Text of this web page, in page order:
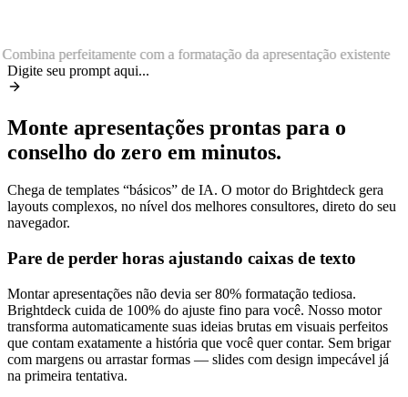
Combina perfeitamente com a formatação da apresentação existente
Digite seu prompt aqui...
Monte apresentações prontas para o
conselho do zero em minutos.
Chega de templates “básicos” de IA. O motor do Brightdeck gera
layouts complexos, no nível dos melhores consultores, direto do seu
navegador.
Pare de perder horas ajustando caixas de texto
Montar apresentações não devia ser 80% formatação tediosa.
Brightdeck cuida de 100% do ajuste fino para você. Nosso motor
transforma automaticamente suas ideias brutas em visuais perfeitos
que contam exatamente a história que você quer contar. Sem brigar
com margens ou arrastar formas — slides com design impecável já
na primeira tentativa.